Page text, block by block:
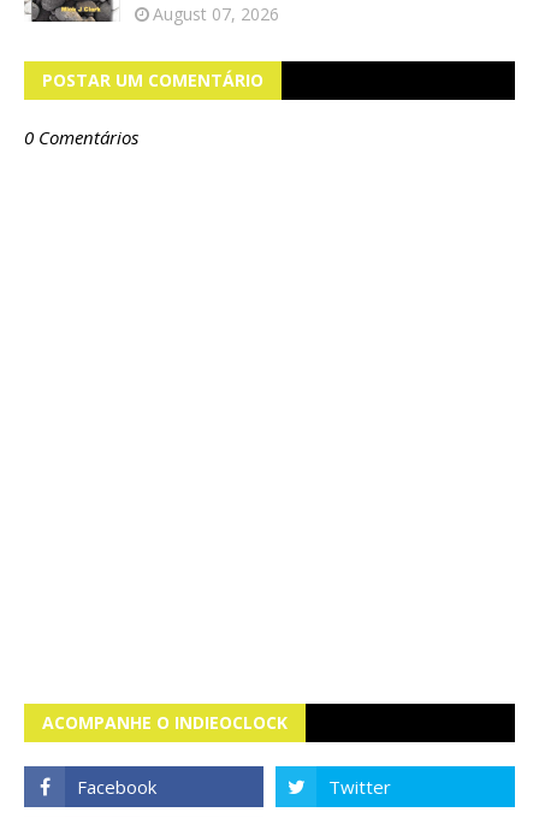
August 07, 2026
POSTAR UM COMENTÁRIO
0 Comentários
ACOMPANHE O INDIEOCLOCK